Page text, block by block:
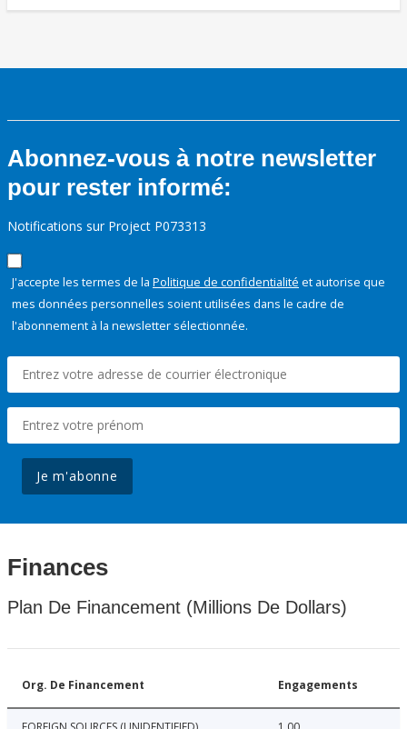
Abonnez-vous à notre newsletter
pour rester informé:
Notifications sur Project P073313
J'accepte les termes de la Politique de confidentialité et autorise que
mes données personnelles soient utilisées dans le cadre de
l'abonnement à la newsletter sélectionnée.
Je m'abonne
Finances
Plan De Financement (Millions De Dollars)
Org. De Financement Engagements